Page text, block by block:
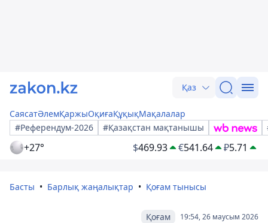
Қаз
СаясатӘлемҚаржыОқиғаҚұқықМақалалар
#Референдум-2026
#Қазақстан мақтанышы
+27° $469.93 €541.64 ₽5.71
Басты Барлық жаңалықтар Қоғам тынысы
19:54, 26 маусым 2026
Қоғам